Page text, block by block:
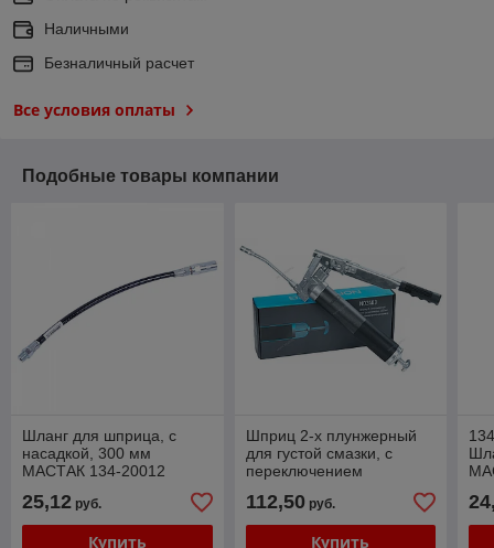
Наличными
Безналичный расчет
Все условия оплаты
Подобные товары компании
Шланг для шприца, с
насадкой, 300 мм
МАСТАК 134-20012
25,12 руб.
Купить
Шприц 2-х плунжерный
для густой смазки, с
переключением
NORDBERG PRO NO2403
112,50руб.
Купить